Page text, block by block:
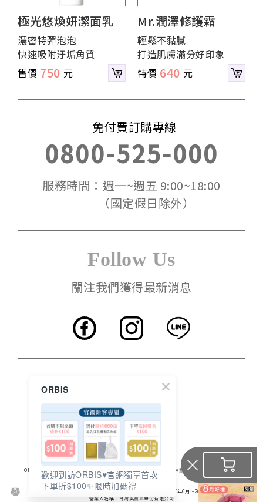
極光悠煥妍潔面乳
濃密特彈泡泡
快速吸附汙垢角質
750
Mr.潤澤修護霜
輕鬆不黏膩
打造肌膚滿分好印象
640
免付費訂購專線
0800-525-000
服務時間：週一~週五 9:00~18:00
（國定假日除外）
Follow Us
關注我們獲得最新消息
門市資訊
關於 ORBIS
ORBIS日本的專業保養品，提供高品質無油保養品、臉部保養、美白保濕、身體保養及營養食品。
食品業登錄字號：A-128206307-00000-6
※ 2016年 連續兩年No.1
※ 日本媒體《通販新聞》調查結果（銷售業績結算期間：2017年6月～2018年5月）
營業人名稱：台灣奧蜜思股份有限公司
ORBIS
歡迎到訪ORBIS♥️官網獨享首次
下單折$100✨限時加碼禮